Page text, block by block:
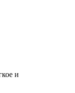
и